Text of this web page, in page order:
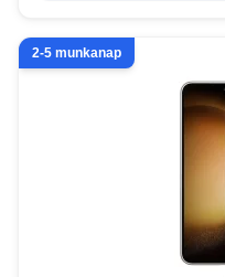
2-5 munkanap